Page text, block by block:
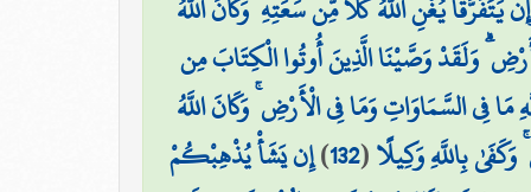
وَلَقَدْ وَصَّيْنَا الَّذِينَ أُوتُوا الْكِتَابَ مِن
فِي السَّمَاوَاتِ وَمَا فِي الْأَرْضِ ۚ وَكَانَ اللَّهُ
بِاللَّهِ وَكِيلًا(
132
)إِن يَشَأْ يُذْهِبْكُمْ